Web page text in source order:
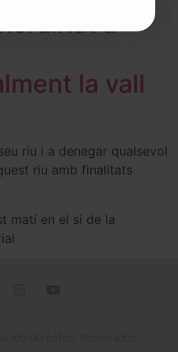
a
la vall
riu i a denegar qualsevol
riu amb finalitats
matí en el si de la